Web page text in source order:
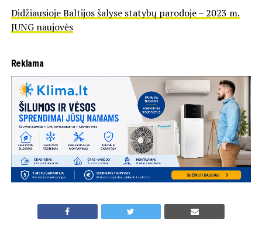
Didžiausioje Baltijos šalyse statybų parodoje – 2023 m.
JUNG naujovės
Reklama